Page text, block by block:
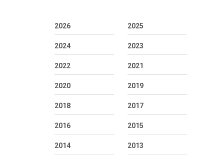
2026 2025
2024 2023
2022 2021
2020 2019
2018 2017
2016 2015
2014 2013